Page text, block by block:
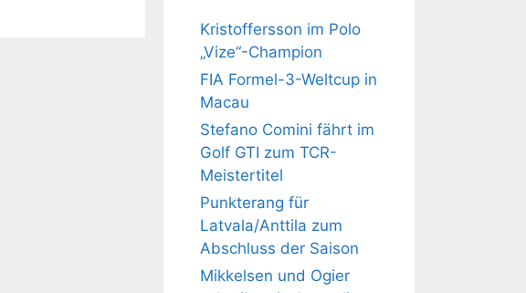
Kristoffersson im Polo
„Vize“-Champion
FIA Formel-3-Weltcup in
Macau
Stefano Comini fährt im
Golf GTI zum TCR-
Meistertitel
Punkterang für
Latvala/Anttila zum
Abschluss der Saison
Mikkelsen und Ogier